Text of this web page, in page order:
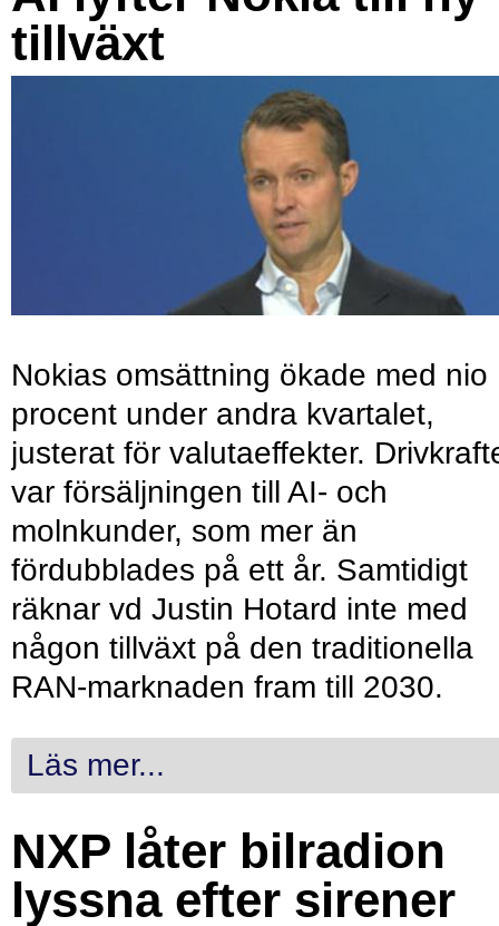
tillväxt
Nokias omsättning ökade med nio
procent under andra kvartalet,
justerat för valutaeffekter.
var försäljningen till AI- och
molnkunder, som mer än
fördubblades på ett år. Samtidigt
räknar vd Justin Hotard inte med
någon tillväxt på den traditionella
RAN-marknaden fram till 2030.
Läs mer...
NXP låter bilradion
lyssna efter sirener